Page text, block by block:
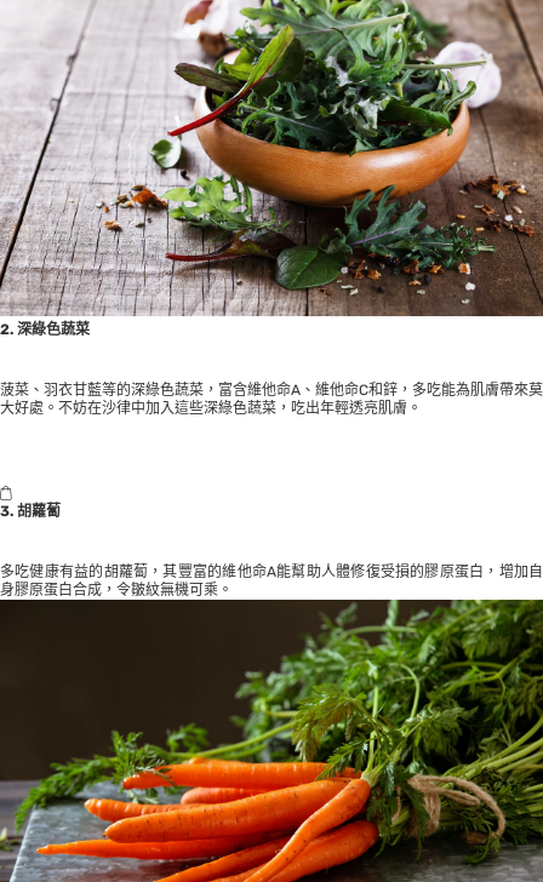
2. 深綠色蔬菜
菠菜、羽衣甘藍等的深綠色蔬菜，富含維他命A、維他命C和鋅，多吃能為肌膚帶來莫
大好處。不妨在沙律中加入這些深綠色蔬菜，吃出年輕透亮肌膚。
3. 胡蘿蔔
多吃健康有益的胡蘿蔔，其豐富的維他命A能幫助人體修復受損的膠原蛋白，增加自
身膠原蛋白合成，令皺紋無機可乘。